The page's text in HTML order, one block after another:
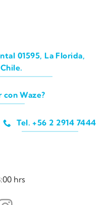
01595, La Florida,
con Waze?
Tel. +56 2 2914 7444
hrs